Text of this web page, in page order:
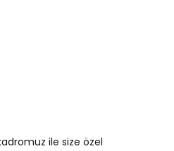
ile size özel